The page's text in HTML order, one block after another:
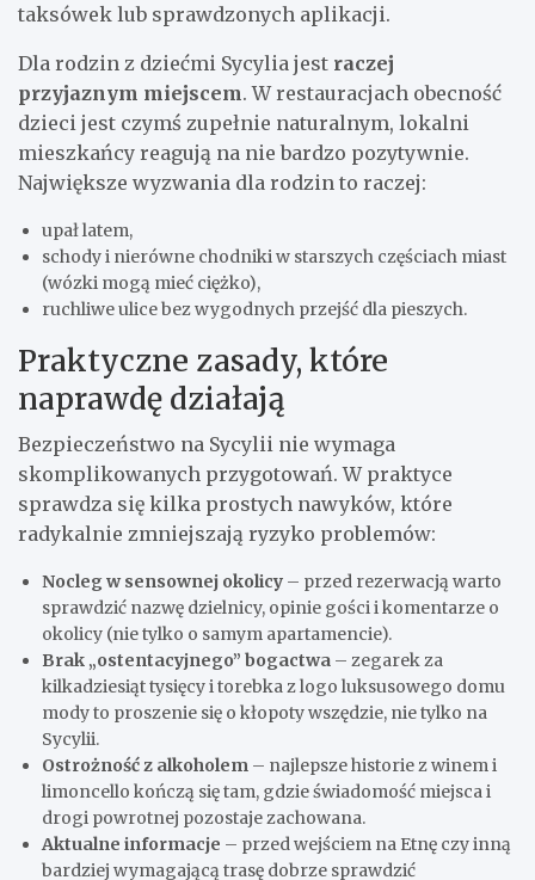
taksówek lub sprawdzonych aplikacji.
Dla rodzin z dziećmi Sycylia jest raczej
przyjaznym miejscem. W restauracjach obecność
dzieci jest czymś zupełnie naturalnym, lokalni
mieszkańcy reagują na nie bardzo pozytywnie.
Największe wyzwania dla rodzin to raczej:
upał latem,
schody i nierówne chodniki w starszych częściach miast
(wózki mogą mieć ciężko),
ruchliwe ulice bez wygodnych przejść dla pieszych.
Praktyczne zasady, które
naprawdę działają
Bezpieczeństwo na Sycylii nie wymaga
skomplikowanych przygotowań. W praktyce
sprawdza się kilka prostych nawyków, które
radykalnie zmniejszają ryzyko problemów:
Nocleg w sensownej okolicy – przed rezerwacją warto
sprawdzić nazwę dzielnicy, opinie gości i komentarze o
okolicy (nie tylko o samym apartamencie).
Brak „ostentacyjnego” bogactwa – zegarek za
kilkadziesiąt tysięcy i torebka z logo luksusowego domu
mody to proszenie się o kłopoty wszędzie, nie tylko na
Sycylii.
Ostrożność z alkoholem – najlepsze historie z winem i
limoncello kończą się tam, gdzie świadomość miejsca i
drogi powrotnej pozostaje zachowana.
Aktualne informacje – przed wejściem na Etnę czy inną
bardziej wymagającą trasę dobrze sprawdzić